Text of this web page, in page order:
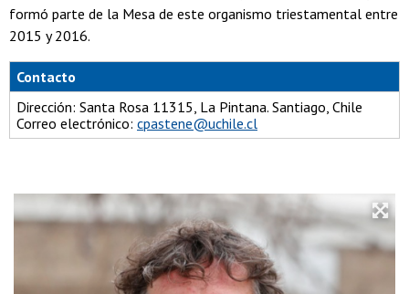
formó parte de la Mesa de este organismo triestamental entre
2015 y 2016.
Contacto
Dirección: Santa Rosa 11315, La Pintana. Santiago, Chile
Correo electrónico: cpastene@uchile.cl